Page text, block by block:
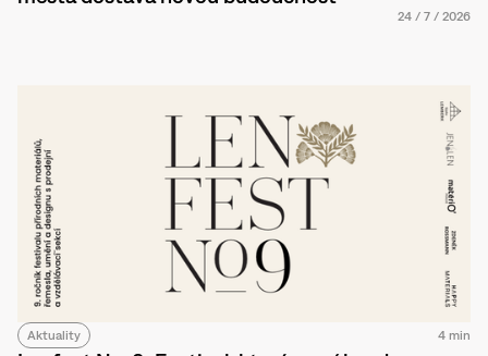
24 / 7 / 2026
Aktuality 4 min